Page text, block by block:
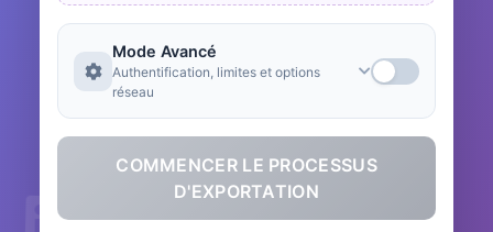
Mode Avancé
Authentification, limites et options
réseau
COMMENCER LE PROCESSUS
D'EXPORTATION